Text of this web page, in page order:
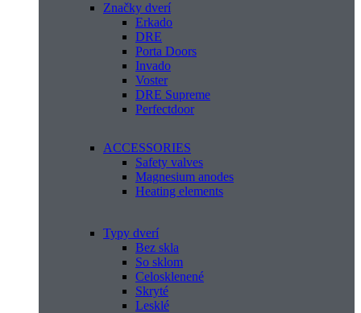
Značky dverí
Erkado
DRE
Porta Doors
Invado
Voster
DRE Supreme
Perfectdoor
ACCESSORIES
Safety valves
Magnesium anodes
Heating elements
Typy dverí
Bez skla
So sklom
Celosklenené
Skryté
Lesklé